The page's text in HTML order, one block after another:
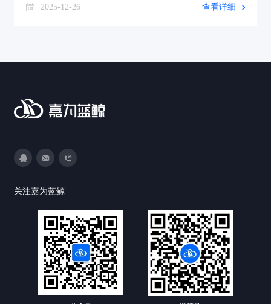
2025-12-26 查看详细
关注嘉为蓝鲸